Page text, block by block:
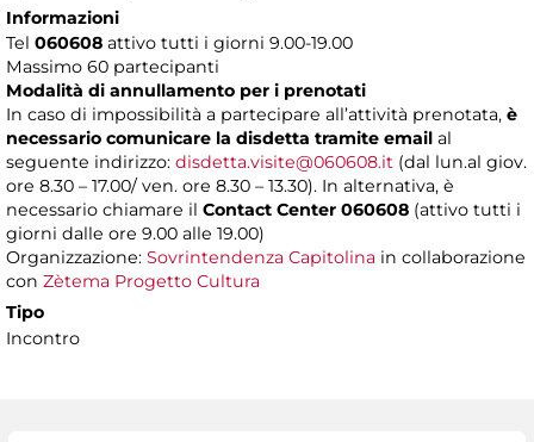
Informazioni
Tel 060608 attivo tutti i giorni 9.00-19.00
Massimo 60 partecipanti
Modalità di annullamento per i prenotati
In caso di impossibilità a partecipare all’attività prenotata, è
necessario comunicare la disdetta tramite email al
seguente indirizzo: disdetta.visite@060608.it (dal lun.al giov.
ore 8.30 – 17.00/ ven. ore 8.30 – 13.30). In alternativa, è
necessario chiamare il Contact Center 060608 (attivo tutti i
giorni dalle ore 9.00 alle 19.00)
Organizzazione: Sovrintendenza Capitolina in collaborazione
con Zètema Progetto Cultura
Tipo
Incontro